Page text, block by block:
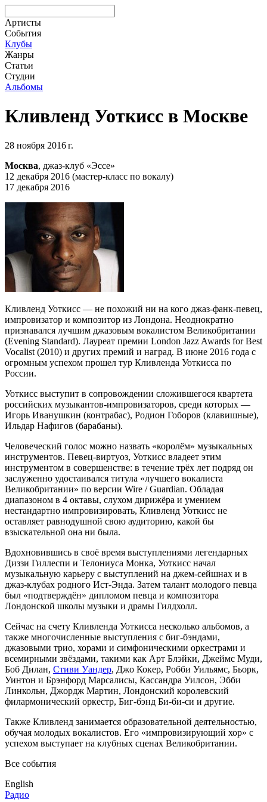
Артисты
События
Клубы
Жанры
Статьи
Студии
Альбомы
Кливленд Уоткисс в Москве
28 ноября 2016 г.
Москва, джаз-клуб «Эссе»
12 декабря 2016 (мастер-класс по вокалу)
17 декабря 2016
Кливленд Уоткисс — не похожий ни на кого джаз-фанк-певец,
импровизатор и композитор из Лондона. Неоднократно
признавался лучшим джазовым вокалистом Великобритании
(Evening Standard). Лауреат премии London Jazz Awards for Best
Vocalist (2010) и других премий и наград. В июне 2016 года с
огромным успехом прошел тур Кливленда Уоткисса по
России.
Уоткисс выступит в сопровождении сложившегося квартета
российских музыкантов-импровизаторов, среди которых —
Игорь Иванушкин (контрабас), Родион Гоборов (клавишные),
Ильдар Нафигов (барабаны).
Человеческий голос можно назвать «королём» музыкальных
инструментов. Певец-виртуоз, Уоткисс владеет этим
инструментом в совершенстве: в течение трёх лет подряд он
заслуженно удостаивался титула «лучшего вокалиста
Великобритании» по версии Wire / Guardian. Обладая
диапазоном в 4 октавы, слухом дирижёра и умением
нестандартно импровизировать, Кливленд Уоткисс не
оставляет равнодушной свою аудиторию, какой бы
взыскательной она ни была.
Вдохновившись в своё время выступлениями легендарных
Диззи Гиллеспи и Телониуса Монка, Уоткисс начал
музыкальную карьеру с выступлений на джем-сейшнах и в
джаз-клубах родного Ист-Энда. Затем талант молодого певца
был «подтверждён» дипломом певца и композитора
Лондонской школы музыки и драмы Гилдхолл.
Сейчас на счету Кливленда Уоткисса несколько альбомов, а
также многочисленные выступления c биг-бэндами,
джазовыми трио, хорами и симфоническими оркестрами и
всемирными звёздами, такими как Арт Блэйки, Джеймс Муди,
Боб Дилан, Стиви Уандер, Джо Кокер, Робби Уильямс, Бьорк,
Уинтон и Брэнфорд Марсалисы, Кассандра Уилсон, Эбби
Линкольн, Джордж Мартин, Лондонский королевский
филармонический оркестр, Биг-бэнд Би-би-си и другие.
Также Кливленд занимается образовательной деятельностью,
обучая молодых вокалистов. Его «импровизирующий хор» с
успехом выступает на клубных сценах Великобритании.
Все события
English
Радио